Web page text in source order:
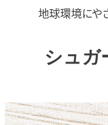
地球環境にや
シュ